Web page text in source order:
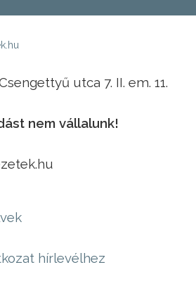
utca 7. II. em. 11.
nem vállalunk!
hírlevélhez